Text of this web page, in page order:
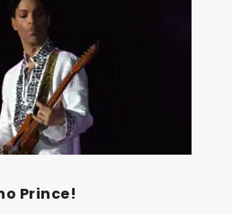
Prince!